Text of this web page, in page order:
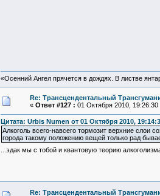
«Осенний Ангел прячется в дождях. В листве
Re: Трансцендентальный
« Ответ #127 : 01 Октября 2010, 19:26:30
Цитата: Urbis Numen от 01 Октября 2010,
Алкоголь всего-навсего тормозит верхние
города такому положению вещей только рад
...эдак мы с тобой и квантовую теорию
Re: Трансцендентальный